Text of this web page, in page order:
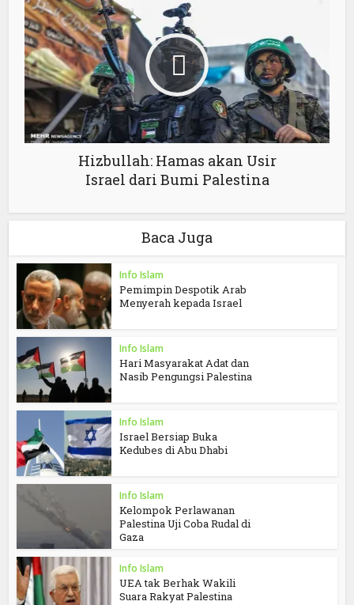
Hizbullah: Hamas akan Usir
Israel dari Bumi Palestina
Baca Juga
Info Islam
Pemimpin Despotik Arab
Menyerah kepada Israel
Info Islam
Hari Masyarakat Adat dan
Nasib Pengungsi Palestina
Info Islam
Israel Bersiap Buka
Kedubes di Abu Dhabi
Info Islam
Kelompok Perlawanan
Palestina Uji Coba Rudal di
Gaza
Info Islam
UEA tak Berhak Wakili
Suara Rakyat Palestina